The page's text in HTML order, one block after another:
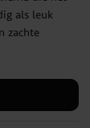
als leuk
zachte
voor het
het